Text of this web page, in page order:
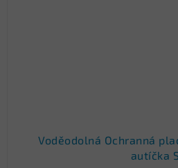
Voděodolná Ochranná
autíčka S